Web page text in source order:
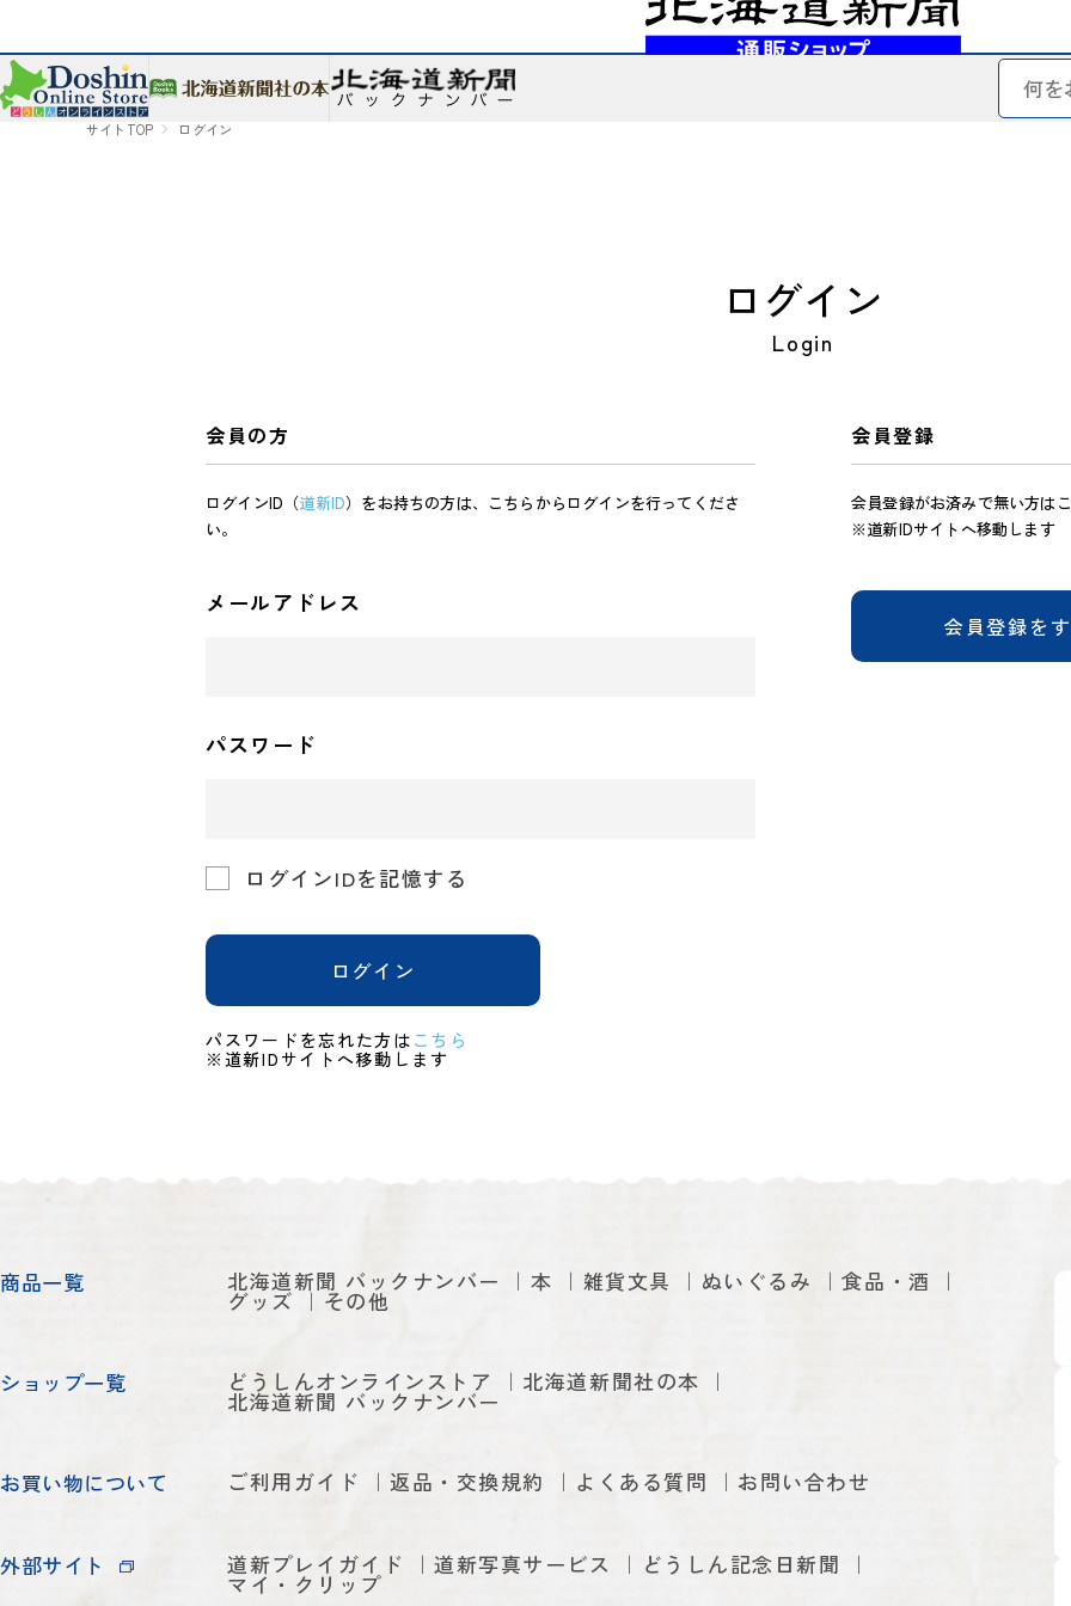
サイトTOP ログイン
ログイン
Login
会員の方
ログインID（道新ID）をお持ちの方は、こちらからログインを行ってくださ
い。
メールアドレス
パスワード
ログインIDを記憶する
ログイン
パスワードを忘れた方は こちら
※道新IDサイトへ移動します
会員登録
会員登録がお済みで無い方は
※道新IDサイトへ移動します
会員登録を
商品一覧 北海道新聞 バックナンバー 本 雑貨文具 ぬいぐるみ 食品・酒
グッズ その他
ショップ一覧 どうしんオンラインストア 北海道新聞社の本
北海道新聞 バックナンバー
お買い物について ご利用ガイド 返品・交換規約 よくある質問 お問い合わせ
外部サイト 道新プレイガイド 道新写真サービス どうしん記念日新聞
マイ・クリップ